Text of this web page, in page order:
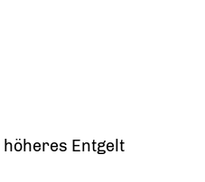
Entgelt